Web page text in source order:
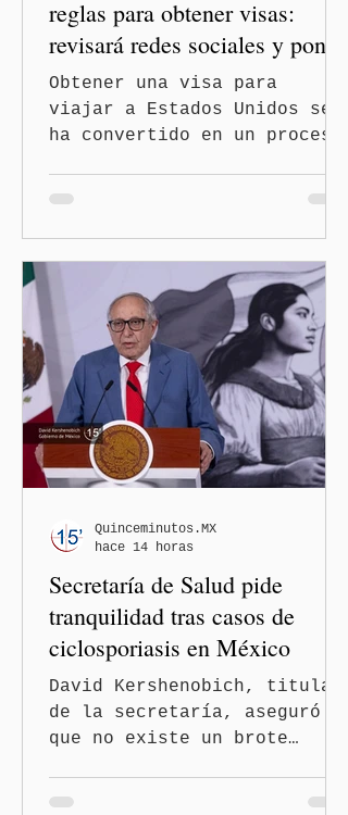
reglas para obtener visas:
revisará redes sociales y pone
freno al Turismo de
Nacimiento
Obtener una visa para
viajar a Estados Unidos se
ha convertido en un proceso
Estado amplió la revisión
de la presencia digital de
los solicitantes, mientras
Washington busca cerrar el
paso al llamado “turismo de
nacimiento” y reforzar los
controles migratorios.
Secretaría de Salud pide
tranquilidad tras casos de
ciclosporiasis en México
David Kershenobich, titular
de la secretaría, aseguró
que no existe un brote
Quinceminutos.MX
hace 14 horas